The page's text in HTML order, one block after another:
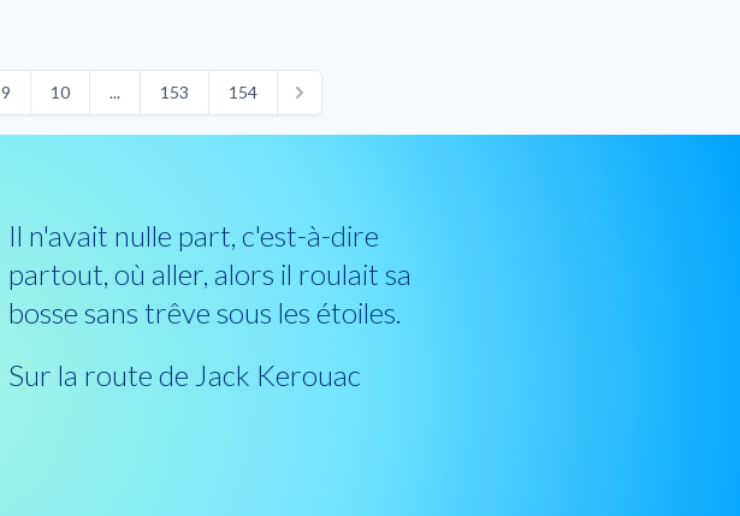
9 10 ... 153 154
Il n'avait nulle part, c'est-à-dire
partout, où aller, alors il roulait sa
bosse sans trêve sous les étoiles.
Sur la route de Jack Kerouac